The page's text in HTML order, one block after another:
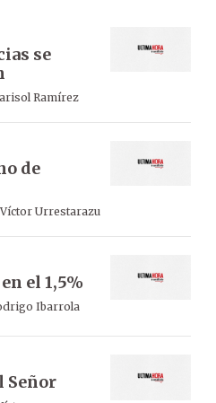
se
Ramírez
de
Víctor Urrestarazu
el 1,5%
Ibarrola
Señor